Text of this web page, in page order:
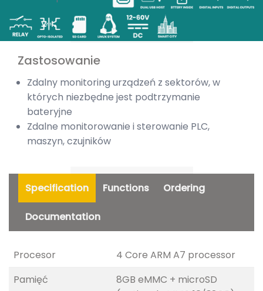
Zastosowanie
Zdalny monitoring urządzeń z sektorów, w
których niezbędne jest podtrzymanie
bateryjne
Zdalne monitorowanie i sterowanie PLC,
maszyn, czujników
Specification Functions Ordering
Documentation
Procesor
4 Core ARM A7 processor
Pamięć
8GB eMMC + microSD